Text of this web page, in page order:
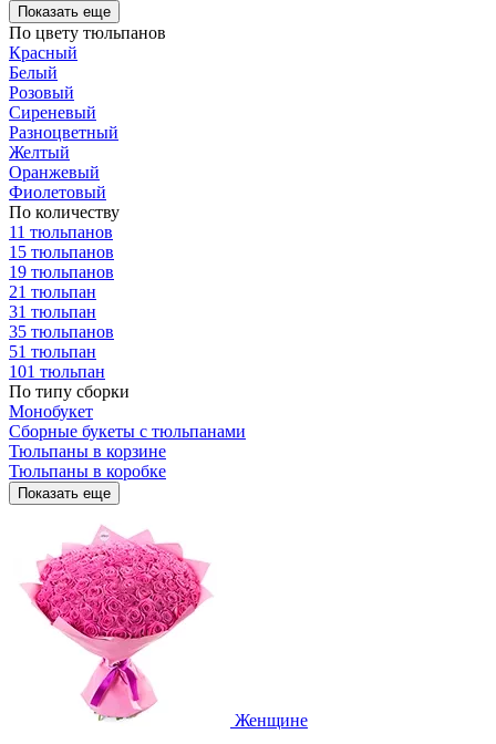
Показать еще
По цвету тюльпанов
Красный
Белый
Розовый
Сиреневый
Разноцветный
Желтый
Оранжевый
Фиолетовый
По количеству
11 тюльпанов
15 тюльпанов
19 тюльпанов
21 тюльпан
31 тюльпан
35 тюльпанов
51 тюльпан
101 тюльпан
По типу сборки
Монобукет
Сборные букеты с тюльпанами
Тюльпаны в корзине
Тюльпаны в коробке
Показать еще
Женщине